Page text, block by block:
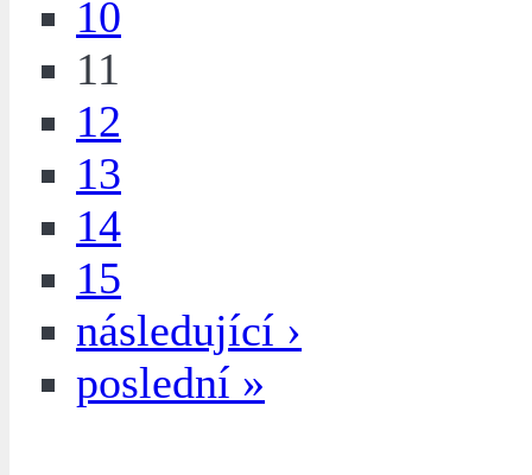
10
11
12
13
14
15
následující ›
poslední »